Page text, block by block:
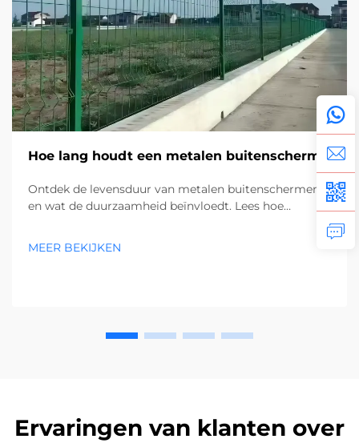
Hoe lang houdt een metalen buitenscherm?
Ontdek de levensduur van metalen buitenschermen
en wat de duurzaamheid beïnvloedt. Lees hoe
MEER BEKIJKEN
Ervaringen van klanten over